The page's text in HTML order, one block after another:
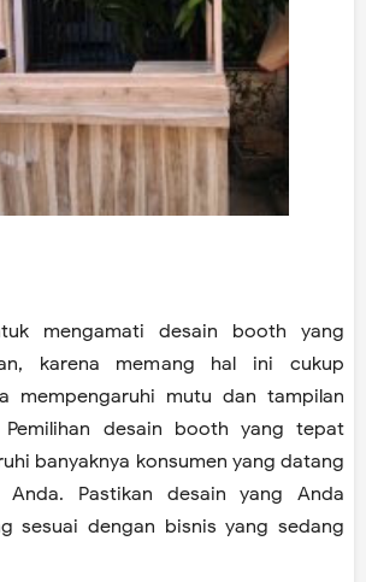
mengamati desain booth yang
karena memang hal ini cukup
mempengaruhi mutu dan tampilan
desain booth yang tepat
banyaknya konsumen yang datang
Pastikan desain yang Anda
sesuai dengan bisnis yang sedang